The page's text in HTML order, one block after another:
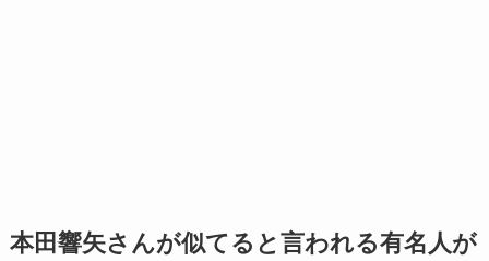
本田響矢さんが似てると言われる有名人が